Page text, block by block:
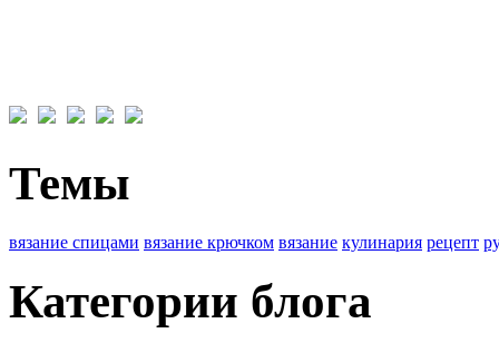
Темы
вязание спицами вязание крючком вязание кулинария рецепт
Категории блога